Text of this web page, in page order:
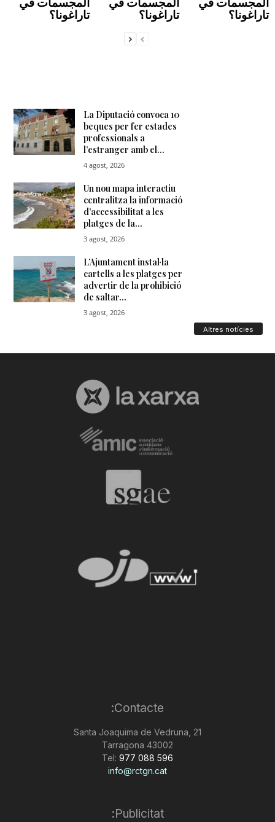
المجسمات في
تاراغونا؟
المجسمات في
تاراغونا؟
المجسمات في
تاراغونا؟
Altres notícies
Contacte:
Santa Joaquima de Vedruna, 21
43002 Tarragona
Tel: 977 088 596
info@rctgn.cat
Publicitat: